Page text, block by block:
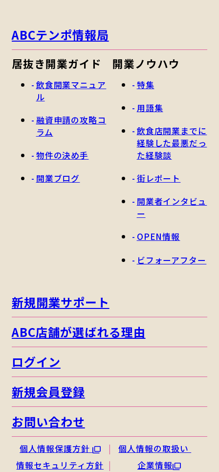
ABCテンポ情報局
居抜き開業ガイド
飲食開業マニュア
ル
融資申請の攻略コ
ラム
物件の決め手
開業ブログ
開業ノウハウ
特集
用語集
飲食店開業までに
経験した最悪だっ
た経験談
街レポート
開業者インタビュ
ー
OPEN情報
ビフォーアフター
新規開業サポート
ABC店舗が選ばれる理由
ログイン
新規会員登録
お問い合わせ
個人情報保護方針
個人情報の取扱い
情報セキュリティ方針
企業情報